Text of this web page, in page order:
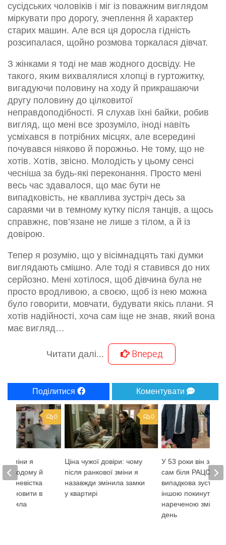
сусідських чоловіків і міг із поважним виглядом
міркувати про дорогу, зчеплення й характер
старих машин. Але вся ця доросла гідність
розсипалася, щойно розмова торкалася дівчат.
З жінками я тоді не мав жодного досвіду. Не
такого, яким вихвалялися хлопці в гуртожитку,
вигадуючи половину на ходу й прикрашаючи
другу половину до цілковитої
неправдоподібності. Я слухав їхні байки, робив
вигляд, що мені все зрозуміло, іноді навіть
усміхався в потрібних місцях, але всередині
почувався ніяково й порожньо. Не тому, що не
хотів. Хотів, звісно. Молодість у цьому сенсі
чесніша за будь-які переконання. Просто мені
весь час здавалося, що має бути не
випадковість, не кваплива зустріч десь за
сараями чи в темному кутку після танців, а щось
справжнє, пов’язане не лише з тілом, а й із
довірою.
Тепер я розумію, що у вісімнадцять такі думки
виглядають смішно. Але тоді я ставився до них
серйозно. Мені хотілося, щоб дівчина була не
просто вродливою, а своєю, щоб із нею можна
було говорити, мовчати, будувати якісь плани. Я
хотів надійності, хоча сам іще не знав, який вона
має вигляд…
Читати далі... Вперед
Поділитися Коментувати
0
Ціна чужої довіри: чому
після ранкової зміни я
назавжди змінила замки
у квартирі
У 53 роки він
сам біля РАЦСу,
випадкова зустріч з
іншою покинутою
нареченою
день
0
зміни я
додому й
що невістка
в